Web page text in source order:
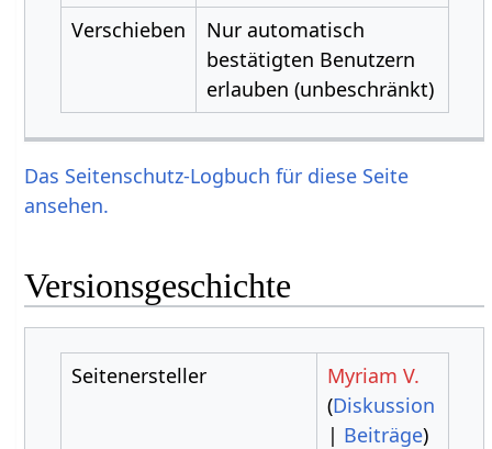
Verschieben
Nur automatisch
bestätigten Benutzern
erlauben (unbeschränkt)
Das Seitenschutz-Logbuch für diese Seite
ansehen.
Versionsgeschichte
Seitenersteller
Myriam V.
(Diskussion
| Beiträge)